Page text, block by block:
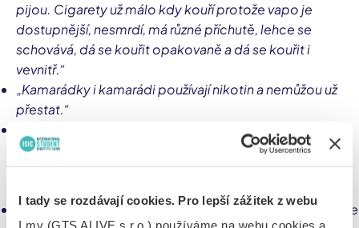
I tady se rozdávají cookies. Pro lepší zážitek z webu
I my (GTS ALIVE s.r.o.) používáme na webu cookies a
pijou. Cigarety už málo kdy kouří protože vapo je
dostupnější, nesmrdí, má různé příchutě, lehce se
schovává, dá se kouřit opakovaně a dá se kouřit i
vevnitř.“
„Kamarádky i kamarádi používají nikotin a nemůžou už
přestat.“
„Asi polovina lidí vapuje i pije zároveň a má zkušenost s
lehkými drogami, druhá vubec nic. Časem v me bublině
přibývá lidí se závislostí na alkoholu a vapech, e-
„Drive jsme vsichni jen vapovali, ale postupem casu jsme